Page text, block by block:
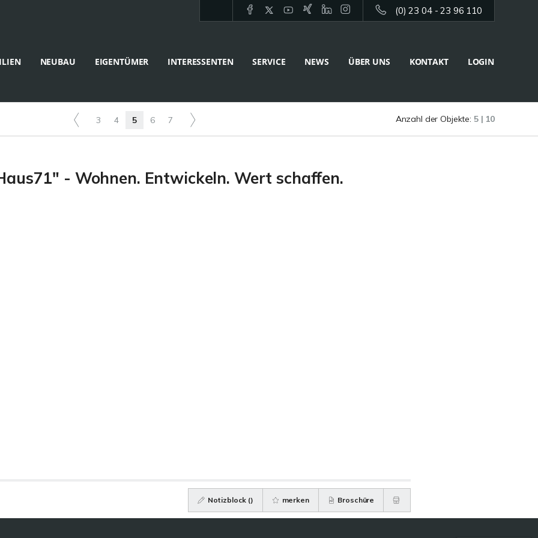
(0) 23 04 - 23 96 110
NEUBAU EIGENTÜMER INTERESSENTEN SERVICE NEWS ÜBER UNS KONTAKT LOGIN
3 4 5 6 7 Anzahl der Objekte: 5 | 10
- Wohnen. Entwickeln. Wert schaffen.
Notizblock () merken Broschüre